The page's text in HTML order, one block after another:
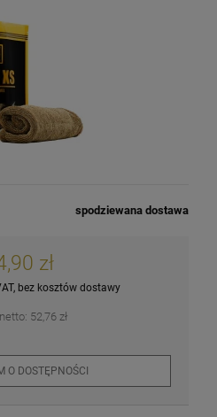
spodziewana dostawa
zł
bez kosztów dostawy
52,76 zł
O DOSTĘPNOŚCI